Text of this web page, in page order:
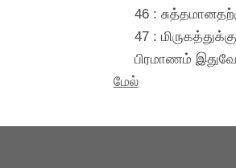
46 :
47 :
பிரமாணம்
மேல்